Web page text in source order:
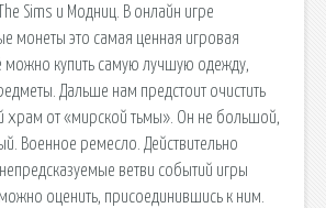
The Sims и Модниц. В онлайн игре
монеты это самая ценная игровая
можно купить самую лучшую одежду,
Дальше нам предстоит очистить
храм от «мирской тьмы». Он не большой,
Военное ремесло. Действительно
ветви событий игры
оценить, присоединившись к ним.